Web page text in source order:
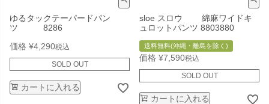
ゆるタックテーパードパン
ツ 8286
価格 ¥4,290税込
SOLD OUT
カートに入れる
sloe スロウ 綿麻ワイドキ
ュロットパンツ 8803880
送料無料(沖縄・離島を除く)
価格 ¥7,590税込
SOLD OUT
カートに入れる